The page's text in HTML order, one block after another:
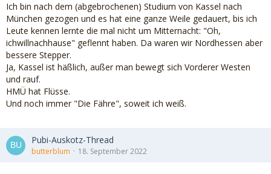
Ich bin nach dem (abgebrochenen) Studium von Kassel nach
München gezogen und es hat eine ganze Weile gedauert, bis ich
Leute kennen lernte die mal nicht um Mitternacht: "Oh,
ichwillnachhause" geflennt haben. Da waren wir Nordhessen aber
bessere Stepper.
Ja, Kassel ist häßlich, außer man bewegt sich Vorderer Westen
und rauf.
HMÜ hat Flüsse.
Und noch immer "Die Fähre", soweit ich weiß.
Pubi-Auskotz-Thread
butterblum 18. September 2022